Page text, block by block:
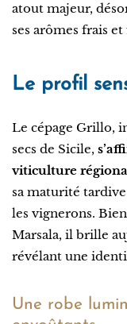
atout majeur,
ses arômes frais
Le profil
Le cépage Grillo,
secs de Sicile,
viticulture
sa maturité
les vignerons.
Marsala, il brille
révélant une
Une robe